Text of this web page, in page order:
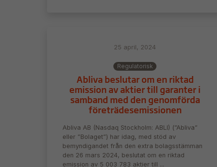
25 april, 2024
Regulatorisk
Abliva beslutar om en riktad
emission av aktier till garanter i
samband med den genomförda
företrädesemissionen
Abliva AB (Nasdaq Stockholm: ABLI) (”Abliva”
eller ”Bolaget”) har idag, med stöd av
bemyndigandet från den extra bolagsstämman
den 26 mars 2024, beslutat om en riktad
emission av 5 003 783 aktier till ...